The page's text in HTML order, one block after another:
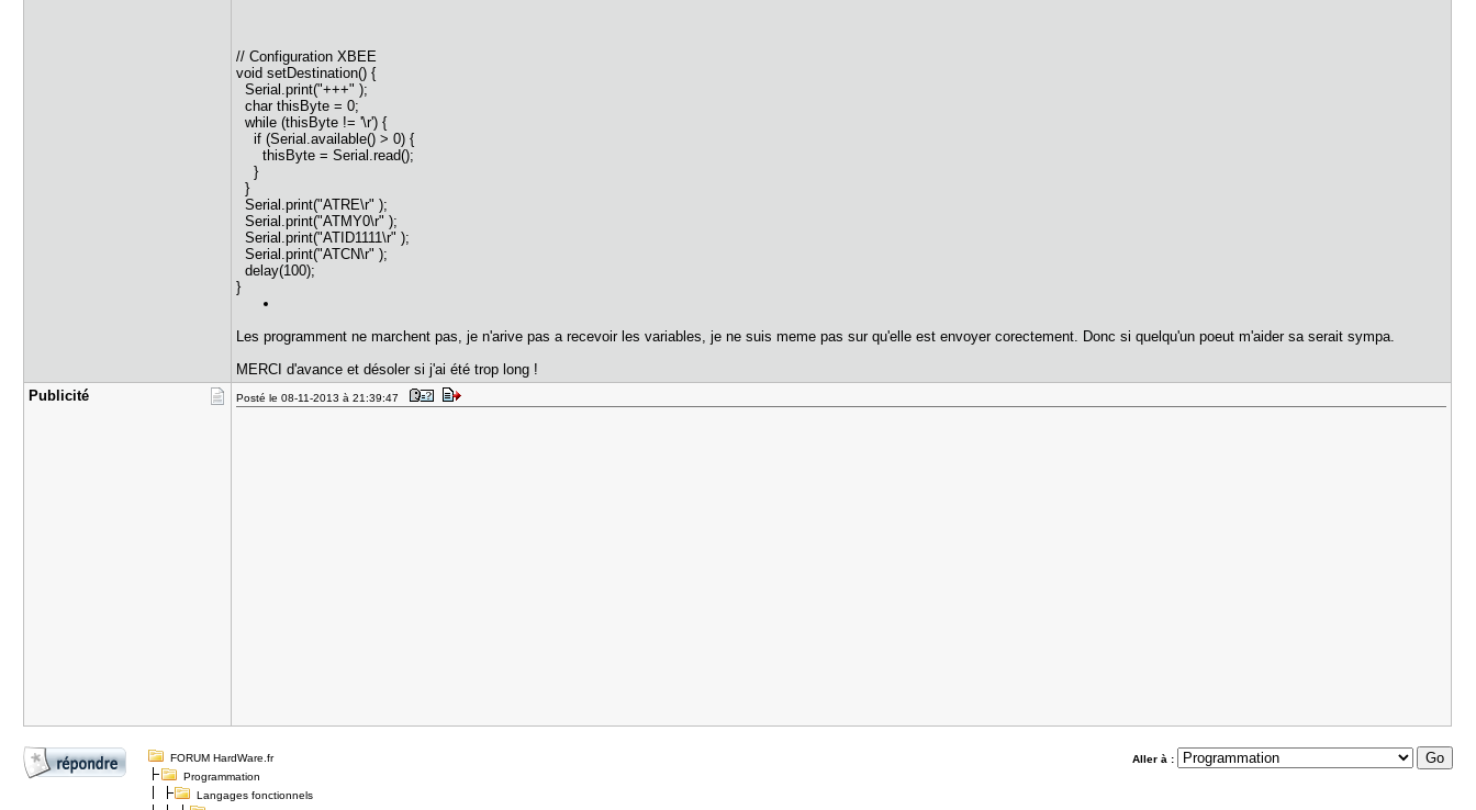
// Configuration XBEE
void setDestination() {
Serial.print("+++" );
char thisByte = 0;
while (thisByte != '\r') {
if (Serial.available() > 0) {
thisByte = Serial.read();
}
}
Serial.print("ATRE\r" );
Serial.print("ATMY0\r" );
Serial.print("ATID1111\r" );
Serial.print("ATCN\r" );
delay(100);
}
Les programment ne marchent pas, je n'arive pas a recevoir les variables, je ne suis meme pas sur qu'elle est envoyer corectement. Donc si quelqu'un poeut m'aider sa serait sympa.
MERCI d'avance et désoler si j'ai été trop long !
Publicité
Posté le 08-11-2013 à 21:39:47
Aller à :
FORUM HardWare.fr
Programmation
Langages fonctionnels